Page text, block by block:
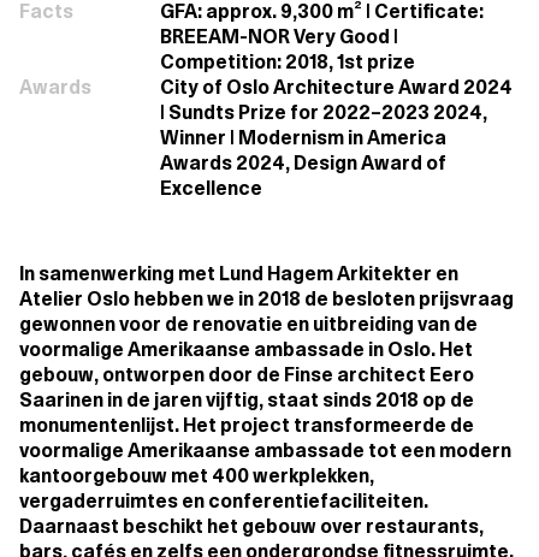
Facts
GFA: approx. 9,300 m² | Certificate:
BREEAM-NOR Very Good |
Competition: 2018, 1st prize
Awards
City of Oslo Architecture Award 2024
| Sundts Prize for 2022–2023 2024,
Winner | Modernism in America
Awards 2024, Design Award of
Excellence
In samenwerking met Lund Hagem Arkitekter en
Atelier Oslo hebben we in 2018 de besloten prijsvraag
gewonnen voor de renovatie en uitbreiding van de
voormalige Amerikaanse ambassade in Oslo. Het
gebouw, ontworpen door de Finse architect Eero
Saarinen in de jaren vijftig, staat sinds 2018 op de
monumentenlijst. Het project transformeerde de
voormalige Amerikaanse ambassade tot een modern
kantoorgebouw met 400 werkplekken,
vergaderruimtes en conferentiefaciliteiten.
Daarnaast beschikt het gebouw over restaurants,